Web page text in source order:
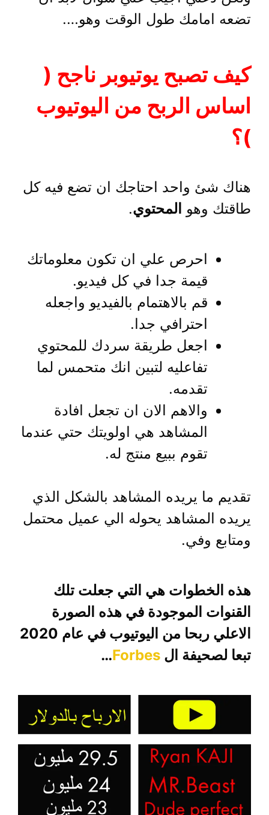
تضعه امامك طول الوقت وهو….
كيف تصبح يوتيوبر ناجح (
اساس الربح من اليوتيوب
)؟
هناك شئ واحد احتاجك ان تضع فيه كل
طاقتك وهو المحتوي.
احرص علي ان تكون معلوماتك
قيمة جدا في كل فيديو.
قم بالاهتمام بالفيديو واجعله
احترافي جدا.
اجعل طريقة سردك للمحتوي
تفاعليه لتبين انك متحمس لما
تقدمه.
والاهم الان ان تجعل افادة
المشاهد هي اولويتك حتي عندما
تقوم ببيع منتج له.
تقديم ما يريده المشاهد بالشكل الذي
يريده المشاهد يحوله الي عميل محتمل
ومتابع وفي.
هذه الخطوات هي التي جعلت تلك
القنوات الموجودة في هذه الصورة
الاعلي ربحا من اليوتيوب في عام 2020
تبعا لصحيفة ال Forbes
…